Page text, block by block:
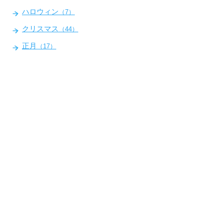
ハロウィン （7）
クリスマス （44）
正月 （17）